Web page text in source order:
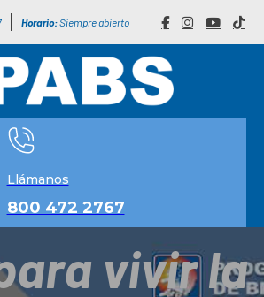
Horario:Siempre abierto
Llámanos
800 472 2767
vivir la